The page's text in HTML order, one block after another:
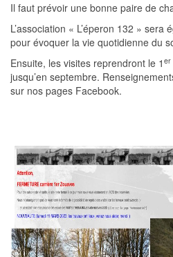
Il faut prévoir une bonne paire de
L’association « L’éperon 132 »
pour évoquer la vie quotidienne du
Ensuite, les visites reprendront le 1 er
jusqu’en septembre.
sur nos pages Facebook.